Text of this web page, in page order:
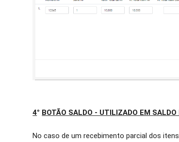
4° BOTÃO SALDO - UTILIZADO EM
No caso de um recebimento parcial dos